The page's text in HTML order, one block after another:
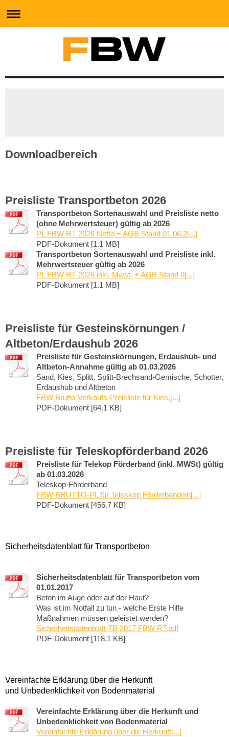
Downloadbereich
Preisliste Transportbeton 2026
Transportbeton Sortenauswahl und Preisliste netto
(ohne Mehrwertsteuer) gültig ab 2026
PL FBW RT 2026 Netto + AGB Stand 01.06.2[...]
PDF-Dokument [1.1 MB]
Transportbeton Sortenauswahl und Preisliste inkl.
Mehrwertsteuer gültig ab 2026
PL FBW RT 2026 inkl. Mwst. + AGB Stand 0[...]
PDF-Dokument [1.1 MB]
Preisliste für Gesteinskörnungen /
Altbeton/Erdaushub 2026
Preisliste für Gesteinskörnungen, Erdaushub- und
Altbeton-Annahme gültig ab 01.03.2026
Sand, Kies, Splitt, Splitt-Brechsand-Gemische, Schotter,
Erdaushub und Altbeton
FBW Brutto-Verkaufs-Preisliste für Kies,[...]
PDF-Dokument [64.1 KB]
Preisliste für Teleskopförderband 2026
Preisliste für Telekop Förderband (inkl. MWSt) gültig
ab 01.03.2026
Teleskop-Förderband
FBW BRUTTO-PL für Teleskop Förderbandein[...]
PDF-Dokument [456.7 KB]
Sicherheitsdatenblatt für Transportbeton
Sicherheitsdatenblatt für Transportbeton vom
01.01.2017
Beton im Auge oder auf der Haut?
Was ist im Notfall zu tun - welche Erste Hilfe
Maßnahmen müssen geleistet werden?
Sicherheitsdatenblatt TB 2017 FBW RT.pdf
PDF-Dokument [118.1 KB]
Vereinfachte Erklärung über die Herkunft
und Unbedenklichkeit von Bodenmaterial
Vereinfachte Erklärung über die Herkunft und
Unbedenklichkeit von Bodenmaterial
Vereinfachte Erklärung über die Herkunft[...]